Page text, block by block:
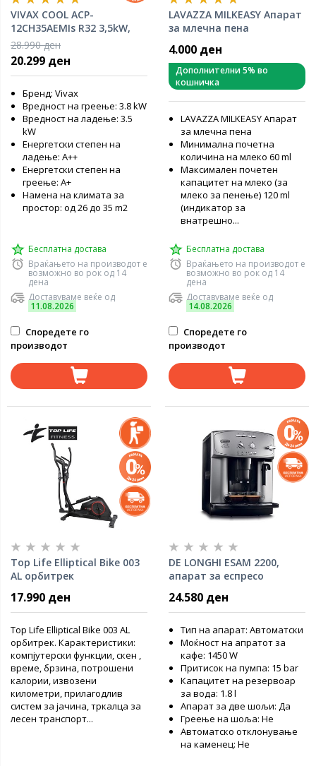
VIVAX COOL ACP-
12CH35AEMIs R32 3,5kW,
инвертер клима уред
28.990 ден
20.299 ден
Бренд: Vivax
Вредност на греење: 3.8 kW
Вредност на ладење: 3.5
kW
Енергетски степен на
ладење: А++
Енергетски степен на
греење: А+
Намена на климата за
простор: од 26 до 35 m2
Бесплатна достава
Враќањето на производот е
возможно во рок од 14
дена
Доставуваме веќе од
11.08.2026
Споредете го
производот
LAVAZZA MILKEASY Апарат
за млечна пена
4.000 ден
Дополнителни 5% во
кошничка
LAVAZZA MILKEASY Апарат
за млечна пена
Минимална почетна
количина на млеко 60 ml
Максимален почетен
капацитет на млеко (за
млеко за пенење) 120 ml
(индикатор за
внатрешно...
Бесплатна достава
Враќањето на производот е
возможно во рок од 14
дена
Доставуваме веќе од
14.08.2026
Споредете го
производот
Top Life Elliptical Bike 003
AL орбитрек
17.990 ден
Top Life Elliptical Bike 003 AL
орбитрек. Карактеристики:
компјутерски функции, скен ,
време, брзина, потрошени
калории, извозени
километри, прилагодлив
систем за јачина, тркалца за
лесен транспорт...
DE LONGHI ESAM 2200,
апарат за еспресо
24.580 ден
Тип на апарат: Автоматски
Моќност на апратот за
кафе: 1450 W
Притисок на пумпа: 15 bar
Капацитет на резервоар
за вода: 1.8 l
Апарат за две шољи: Да
Греење на шоља: Не
Автоматско отклонување
на каменец: Не